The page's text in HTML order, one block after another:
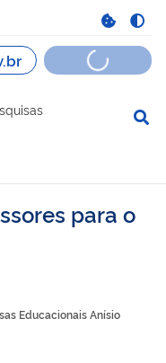
para o
Educacionais Anísio